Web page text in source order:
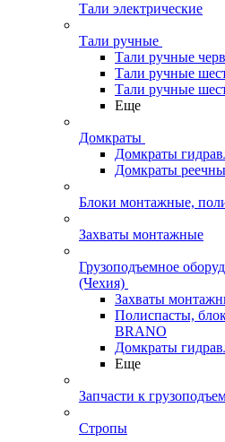
Тали электрические
Тали ручные
Тали ручные
Тали ручные
Тали ручные
Еще
Домкраты
Домкраты
Домкраты
Блоки монтажные,
Захваты монтажные
Грузоподъемное
(Чехия)
Захваты
Полиспасты,
BRANO
Домкраты
Еще
Запчасти к
Стропы